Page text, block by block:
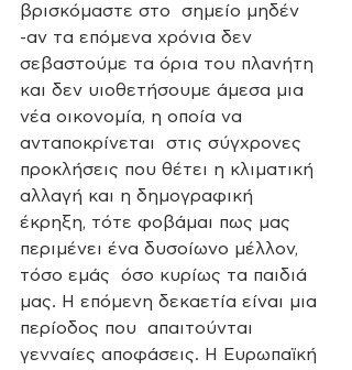
βρισκόμαστε στο  σημείο μηδέν
-αν τα επόμενα χρόνια δεν
σεβαστούμε τα όρια του πλανήτη
και δεν υιοθετήσουμε άμεσα μια
νέα οικονομία, η οποία να
ανταποκρίνεται  στις σύγχρονες
προκλήσεις που θέτει η κλιματική
αλλαγή και η δημογραφική
έκρηξη, τότε φοβάμαι πως μας
περιμένει ένα δυσοίωνο μέλλον,
τόσο εμάς  όσο κυρίως τα παιδιά
μας. Η επόμενη δεκαετία είναι μια
περίοδος που  απαιτούνται
γενναίες αποφάσεις. Η Ευρωπαϊκή